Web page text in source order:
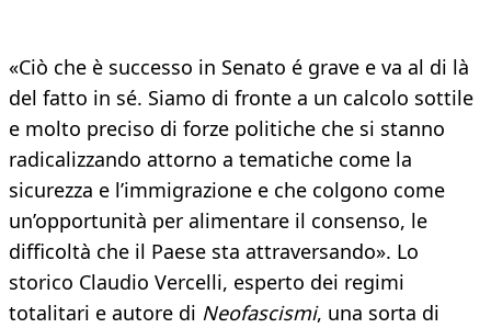
«Ciò che è successo in Senato é grave e va al di là
del fatto in sé. Siamo di fronte a un calcolo sottile
e molto preciso di forze politiche che si stanno
radicalizzando attorno a tematiche come la
sicurezza e l’immigrazione e che colgono come
un’opportunità per alimentare il consenso, le
difficoltà che il Paese sta attraversando». Lo
storico Claudio Vercelli, esperto dei regimi
totalitari e autore di Neofascismi, una sorta di